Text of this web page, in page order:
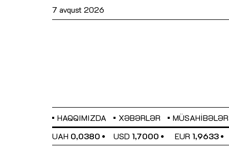
7 avqust 2026
HAQQIMIZDA XƏBƏRLƏR
MÜSAHIBƏLƏR
UAH 0,0380 USD 1,7000 EUR 1,9633